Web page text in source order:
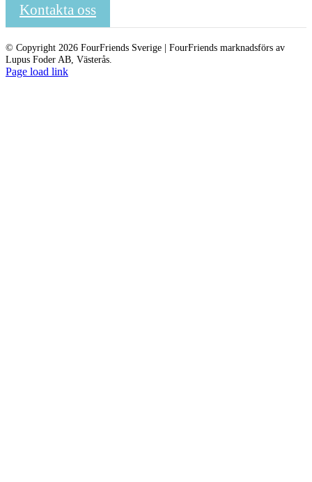
Kontakta oss
© Copyright 2026 FourFriends Sverige | FourFriends marknadsförs av
Lupus Foder AB, Västerås.
Page load link